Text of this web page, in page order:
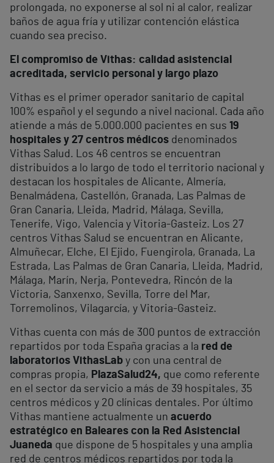
prolongada, no exponerse al sol ni al calor, realizar
baños de agua fría y utilizar contención elástica
cuando sea preciso.
El compromiso de Vithas: calidad asistencial
acreditada, servicio personal y largo plazo
Vithas es el primer operador sanitario de capital
100% español y el segundo a nivel nacional. Cada año
atiende a más de 5.000.000 pacientes en sus 19
hospitales y 27 centros médicos denominados
Vithas Salud. Los 46 centros se encuentran
distribuidos a lo largo de todo el territorio nacional y
destacan los hospitales de Alicante, Almería,
Benalmádena, Castellón, Granada, Las Palmas de
Gran Canaria, Lleida, Madrid, Málaga, Sevilla,
Tenerife, Vigo, Valencia y Vitoria-Gasteiz. Los 27
centros Vithas Salud se encuentran en Alicante,
Almuñecar, Elche, El Ejido, Fuengirola, Granada, La
Estrada, Las Palmas de Gran Canaria, Lleida, Madrid,
Málaga, Marín, Nerja, Pontevedra, Rincón de la
Victoria, Sanxenxo, Sevilla, Torre del Mar,
Torremolinos, Vilagarcía, y Vitoria-Gasteiz.
Vithas cuenta con más de 300 puntos de extracción
repartidos por toda España gracias a la red de
laboratorios VithasLab y con una central de
compras propia, PlazaSalud24, que como referente
en el sector da servicio a más de 39 hospitales, 35
centros médicos y 20 clínicas dentales. Por último
Vithas mantiene actualmente un acuerdo
estratégico en Baleares con la Red Asistencial
Juaneda que dispone de 5 hospitales y una amplia
red de centros médicos repartidos por toda la